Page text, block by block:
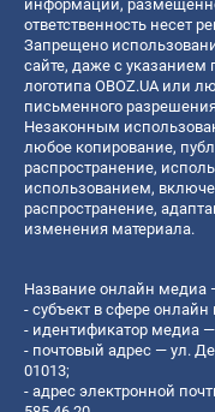
информации,
ответственность несет
Запрещено
сайте, даже с указанием
логотипа OBOZ.UA или
письменного
Незаконным
любое копирование,
распространение,
использованием,
распространение,
изменения материала.
Название онлайн медиа
- субъект в сфере онлайн
- идентификатор медиа —
- почтовый адрес — ул.
01013;
- адрес электронной